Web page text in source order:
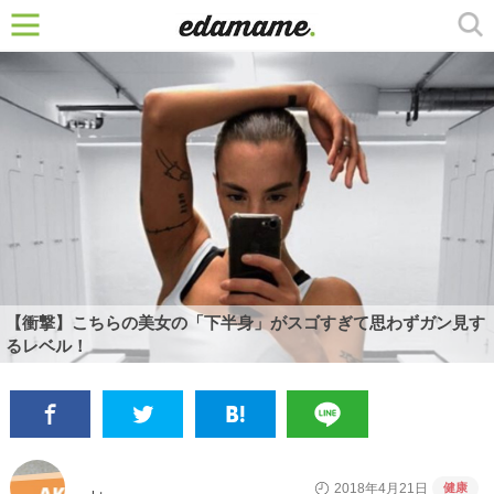
【衝撃】こちらの美女の「下半身」がスゴすぎて思わずガン見す
るレベル！
2018年4月21日 健康